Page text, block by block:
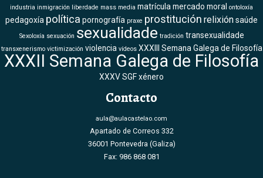
industria inmigración liberdade mass media matrícula mercado moral ontoloxía
pedagoxía política pornografía praxe prostitución relixiónsaúde
Sexoloxía sexuación sexualidade tradición transexualidade
transxenerismo victimización violencia vídeos XXXIII Semana Galega de Filosofía
XXXII Semana Galega de Filosofía
XXXV SGFxénero
Contacto
aula@aulacastelao.com
Apartado de Correos 332
36001 Pontevedra (Galiza)
Fax: 986 868 081